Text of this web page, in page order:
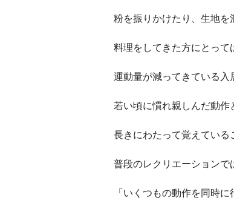
粉を振りかけたり、生地を
料理をしてきた方にとって
運動量が減ってきている入
若い頃に慣れ親しんだ動作
長きにわたって覚えている
普段のレクリエーションで
「いくつもの動作を同時に